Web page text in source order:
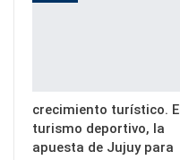
crecimiento turístico. El
turismo deportivo, la
apuesta de Jujuy para